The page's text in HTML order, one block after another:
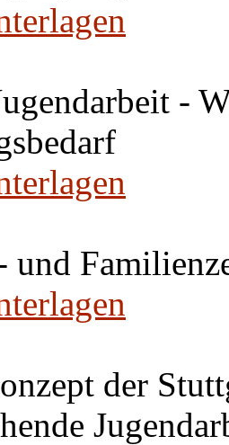
-
und
der